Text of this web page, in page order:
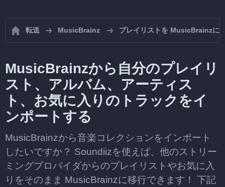
転送 MusicBrainz プレイリストを MusicBrainzに
MusicBrainzから自分のプレイリ
スト、アルバム、アーティス
ト、お気に入りのトラックをイ
ンポートする
MusicBrainzから音楽コレクションをインポート
したいですか？ Soundiizを使えば、他のストリー
ミングプロバイダからのプレイリストやお気に入
りをそのまま MusicBrainzに移行できます！ 下記